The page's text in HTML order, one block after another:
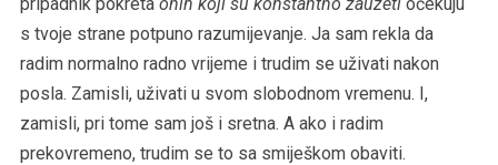
s tvoje strane potpuno razumijevanje. Ja sam rekla da
radim normalno radno vrijeme i trudim se uživati nakon
posla. Zamisli, uživati u svom slobodnom vremenu. I,
zamisli, pri tome sam još i sretna. A ako i radim
prekovremeno, trudim se to sa smiješkom obaviti.